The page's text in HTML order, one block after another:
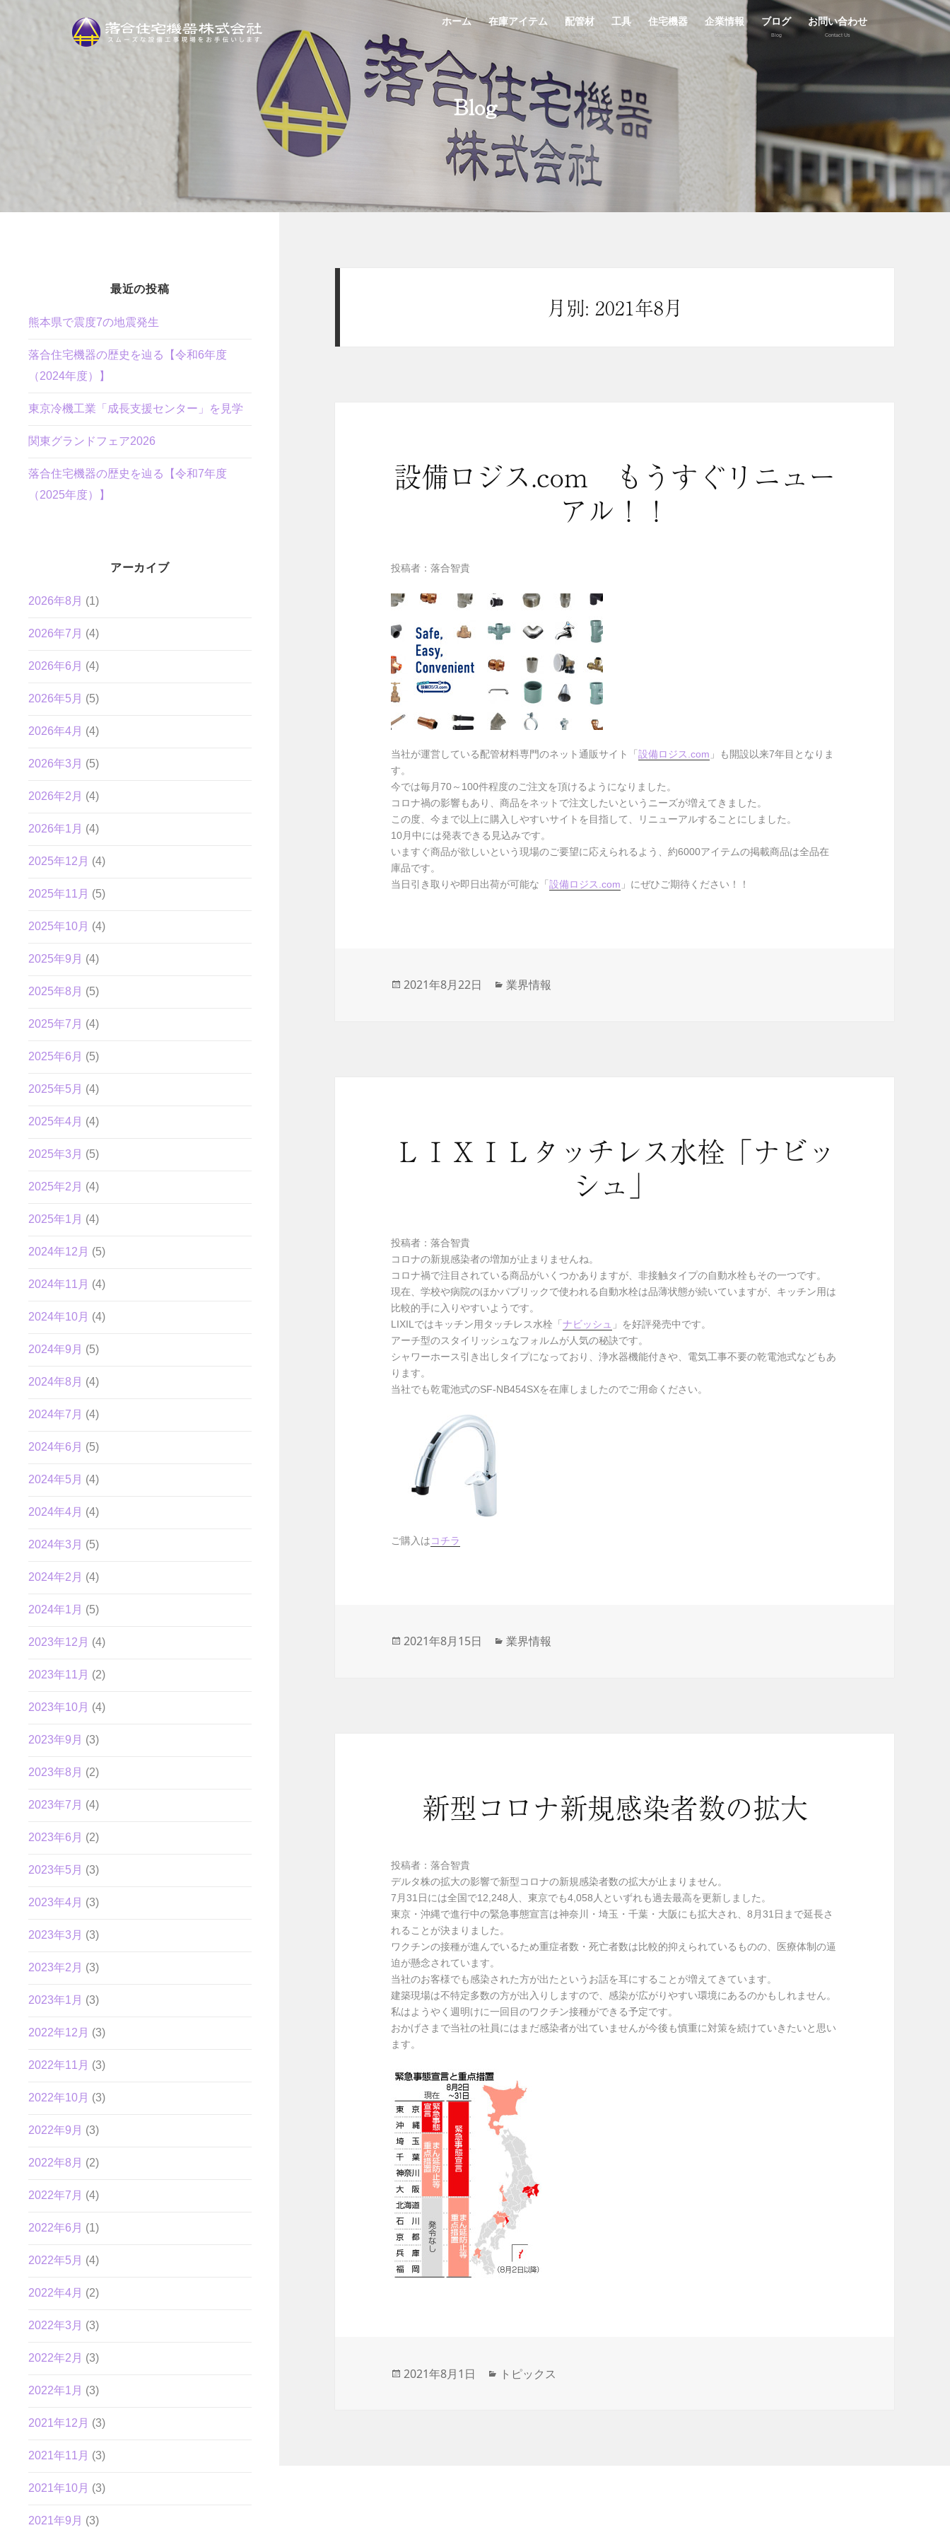
ホーム 在庫アイテム
StockList
配管材 工具 住宅機器 企業情報 ブログ
Blog
お問い合わせ
Contact Us
Blog
最近の投稿
熊本県で震度7の地震発生
落合住宅機器の歴史を辿る【令和6年度
（2024年度）】
東京冷機工業「成長支援センター」を見学
関東グランドフェア2026
落合住宅機器の歴史を辿る【令和7年度
（2025年度）】
アーカイブ
2026年8月 (1)
2026年7月 (4)
2026年6月 (4)
2026年5月 (5)
2026年4月 (4)
2026年3月 (5)
2026年2月 (4)
2026年1月 (4)
2025年12月 (4)
2025年11月 (5)
2025年10月 (4)
2025年9月 (4)
2025年8月 (5)
2025年7月 (4)
2025年6月 (5)
2025年5月 (4)
2025年4月 (4)
2025年3月 (5)
2025年2月 (4)
2025年1月 (4)
2024年12月 (5)
2024年11月 (4)
2024年10月 (4)
2024年9月 (5)
2024年8月 (4)
2024年7月 (4)
2024年6月 (5)
2024年5月 (4)
2024年4月 (4)
2024年3月 (5)
2024年2月 (4)
2024年1月 (5)
2023年12月 (4)
2023年11月 (2)
2023年10月 (4)
2023年9月 (3)
2023年8月 (2)
2023年7月 (4)
2023年6月 (2)
2023年5月 (3)
2023年4月 (3)
2023年3月 (3)
2023年2月 (3)
2023年1月 (3)
2022年12月 (3)
2022年11月 (3)
2022年10月 (3)
2022年9月 (3)
2022年8月 (2)
2022年7月 (4)
2022年6月 (1)
2022年5月 (4)
2022年4月 (2)
2022年3月 (3)
2022年2月 (3)
2022年1月 (3)
2021年12月 (3)
2021年11月 (3)
2021年10月 (3)
2021年9月 (3)
月別: 2021年8月
設備ロジス.com もうすぐリニュー
アル！！
投稿者：落合智貴
当社が運営している配管材料専門のネット通販サイト「設備ロジス.com 」も開設以来7年目となりま
す。
今では毎月70～100件程度のご注文を頂けるようになりました。
コロナ禍の影響もあり、商品をネットで注文したいというニーズが増えてきました。
この度、今まで以上に購入しやすいサイトを目指して、リニューアルすることにしました。
10月中には発表できる見込みです。
いますぐ商品が欲しいという現場のご要望に応えられるよう、約6000アイテムの掲載商品は全品在
庫品です。
当日引き取りや即日出荷が可能な「設備ロジス.com 」にぜひご期待ください！！
投
2021年8月22日
カ
業界情報
ＬＩＸＩＬタッチレス水栓「ナビッ
シュ」
投稿者：落合智貴
コロナの新規感染者の増加が止まりませんね。
コロナ禍で注目されている商品がいくつかありますが、非接触タイプの自動水栓もその一つです。
現在、学校や病院のほかパブリックで使われる自動水栓は品薄状態が続いていますが、キッチン用は
比較的手に入りやすいようです。
LIXILではキッチン用タッチレス水栓「ナビッシュ 」を好評発売中です。
アーチ型のスタイリッシュなフォルムが人気の秘訣です。
シャワーホース引き出しタイプになっており、浄水器機能付きや、電気工事不要の乾電池式などもあ
ります。
当社でも乾電池式のSF-NB454SXを在庫しましたのでご用命ください。
ご購入はコチラ
投
2021年8月15日
カ
業界情報
新型コロナ新規感染者数の拡大
投稿者：落合智貴
デルタ株の拡大の影響で新型コロナの新規感染者数の拡大が止まりません。
7月31日には全国で12,248人、東京でも4,058人といずれも過去最高を更新しました。
東京・沖縄で進行中の緊急事態宣言は神奈川・埼玉・千葉・大阪にも拡大され、8月31日まで延長さ
れることが決まりました。
ワクチンの接種が進んでいるため重症者数・死亡者数は比較的抑えられているものの、医療体制の逼
迫が懸念されています。
当社のお客様でも感染された方が出たというお話を耳にすることが増えてきています。
建築現場は不特定多数の方が出入りしますので、感染が広がりやすい環境にあるのかもしれません。
私はようやく週明けに一回目のワクチン接種ができる予定です。
おかげさまで当社の社員にはまだ感染者が出ていませんが今後も慎重に対策を続けていきたいと思い
ます。
投
2021年8月1日
カ
トピックス